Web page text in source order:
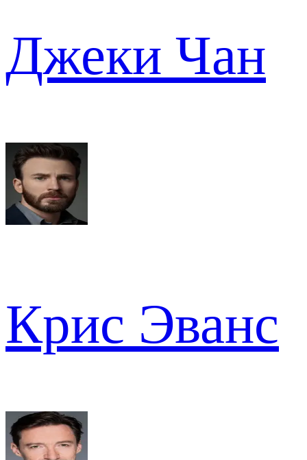
Джеки Чан
Крис Эванс